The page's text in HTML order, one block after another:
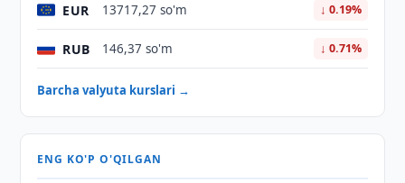
EUR 13717,27 so'm ↓ 0.19%
RUB 146,37 so'm ↓ 0.71%
Barcha valyuta kurslari →
ENG KO'P O'QILGAN